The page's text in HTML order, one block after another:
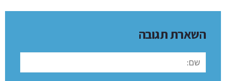
השארת תגובה
שם: